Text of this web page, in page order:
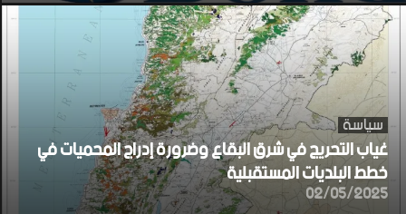
سياسة
غياب التحريج في شرق البقاع وضرورة إدراج المحميات في
خطط البلديات المستقبلية
02/05/2025